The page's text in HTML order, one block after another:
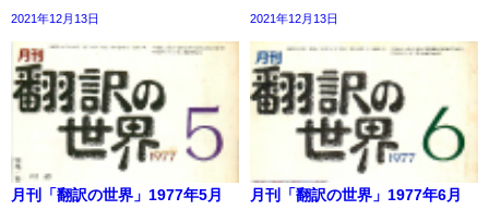
2021年12月13日 2021年12月13日
月刊「翻訳の世界」1977年5月 月刊「翻訳の世界」1977年6月